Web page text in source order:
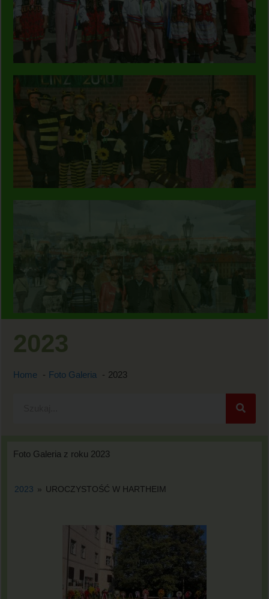
2023
Home Foto Galeria 2023
Foto Galeria z roku 2023
2023 » UROCZYSTOŚĆ W HARTHEIM